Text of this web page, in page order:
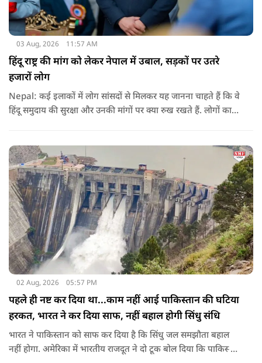
03 Aug, 2026 11:57 AM
हिंदू राष्ट्र की मांग को लेकर नेपाल में उबाल, सड़कों पर उतरे
हजारों लोग
Nepal: कई इलाकों में लोग सांसदों से मिलकर यह जानना चाहते हैं कि वे
हिंदू समुदाय की सुरक्षा और उनकी मांगों पर क्या रुख रखते हैं. लोगों का
बात रखें और संसद में भी उनकी आवाज उठाएं.
02 Aug, 2026 05:57 PM
पहले ही नष्ट कर दिया था...काम नहीं आई पाकिस्तान की घटिया
हरकत, भारत ने कर दिया साफ, नहीं बहाल होगी सिंधु संधि
भारत ने पाकिस्तान को साफ कर दिया है कि सिंधु जल समझौता बहाल
नहीं होगा. अमेरिका में भारतीय राजदूत ने दो टूक बोल दिया कि पाकिस्तान